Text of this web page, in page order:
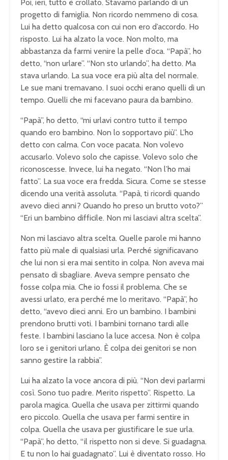
Poi, ieri, tutto è crollato. Stavamo parlando di un
progetto di famiglia. Non ricordo nemmeno di cosa.
Lui ha detto qualcosa con cui non ero d’accordo. Ho
risposto. Lui ha alzato la voce. Non molto, ma
abbastanza da farmi venire la pelle d’oca. “Papà”, ho
detto, “non urlare”. “Non sto urlando”, ha detto. Ma
stava urlando. La sua voce era più alta del normale.
Le sue mani tremavano. I suoi occhi erano quelli di un
tempo. Quelli che mi facevano paura da bambino.
“Papà”, ho detto, “mi urlavi contro tutto il tempo
quando ero bambino. Non lo sopportavo più”. L’ho
detto con calma. Con voce pacata. Non volevo
accusarlo. Volevo solo che capisse. Volevo solo che
riconoscesse. Invece, lui ha negato. “Non l’ho mai
fatto”. La sua voce era fredda. Sicura. Come se stesse
dicendo una verità assoluta. “Papà, ti ricordi quando
avevo dieci anni? Quando ho preso un brutto voto?”
“Eri un bambino difficile. Non mi lasciavi altra scelta”.
Non mi lasciavo altra scelta. Quelle parole mi hanno
fatto più male di qualsiasi urla. Perché significavano
che lui non si era mai sentito in colpa. Non aveva mai
pensato di sbagliare. Aveva sempre pensato che
fosse colpa mia. Che io fossi il problema. Che se
avessi urlato, era perché me lo meritavo. “Papà”, ho
detto, “avevo dieci anni. Ero un bambino. I bambini
prendono brutti voti. I bambini tornano tardi alle
feste. I bambini lasciano la luce accesa. Non è colpa
loro se i genitori urlano. È colpa dei genitori se non
sanno gestire la rabbia”.
Lui ha alzato la voce ancora di più. “Non devi parlarmi
così. Sono tuo padre. Merito rispetto”. Rispetto. La
parola magica. Quella che usava per zittirmi quando
ero piccolo. Quella che usava per farmi sentire in
colpa. Quella che usava per giustificare le sue urla.
“Papà”, ho detto, “il rispetto non si deve. Si guadagna.
E tu non lo hai guadagnato”. Lui è diventato rosso. Ho